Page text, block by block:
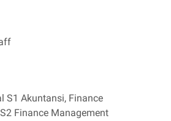
S1 Akuntansi, Finance
Finance Management